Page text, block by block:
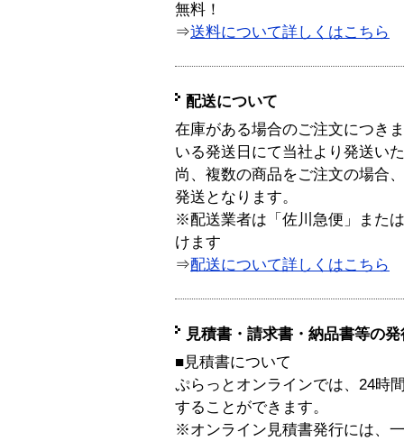
無料！
⇒送料について詳しくはこちら
配送について
在庫がある場合のご注文につき
いる発送日にて当社より発送い
尚、複数の商品をご注文の場合
発送となります。
※配送業者は「佐川急便」また
けます
⇒配送について詳しくはこちら
見積書・請求書・納品書等の
■見積書について
ぷらっとオンラインでは、24時
することができます。
※オンライン見積書発行には、